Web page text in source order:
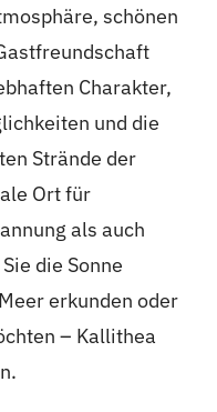
schönen
Charakter,
und die
Strände der
Ort für
als auch
die Sonne
erkunden oder
– Kallithea